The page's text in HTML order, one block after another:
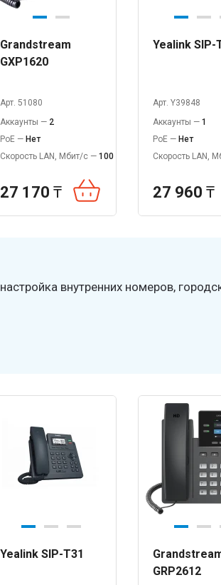
Grandstream
GXP1620
Арт. 51080
Аккаунты — 2
PoE — Нет
Скорость LAN, Мбит/с — 100
27 170 ₸
Yealink SIP-
Арт. Y39848
Аккаунты —1
PoE — Нет
Скорость LAN,
27 960 ₸
внутренних номеров,
Yealink SIP-T31
GRP2612